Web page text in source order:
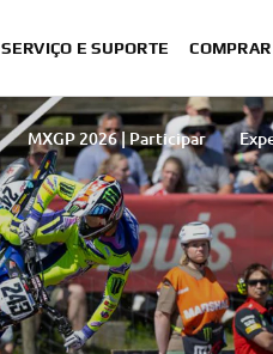
SERVIÇO E SUPORTE
MXGP 2026 | Participar